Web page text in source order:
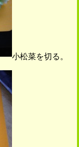
小松菜を切る。